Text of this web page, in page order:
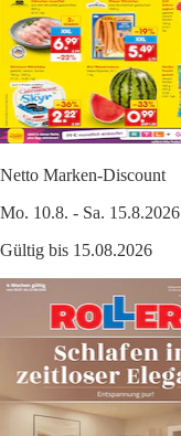
Netto Marken-Discount
Mo. 10.8. - Sa. 15.8.2026
Gültig bis 15.08.2026